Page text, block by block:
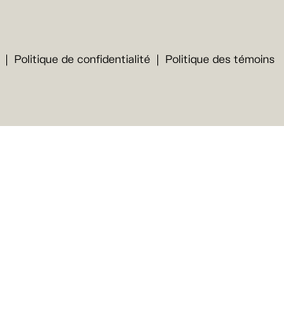
Politique de confidentialité Politique des témoins